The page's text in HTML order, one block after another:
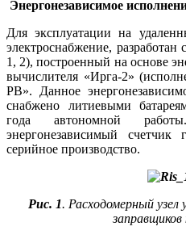
Энергонезависимое
Для эксплуатации на
электроснабжение,
1, 2), построенный на основе
вычислителя «Ирга‑2»
РВ». Данное
снабжено литиевыми
года автономной
энергонезависимый
серийное производство.
Рис. 1. Расходомерный
заправщиков